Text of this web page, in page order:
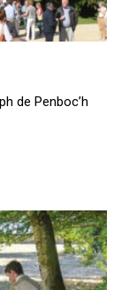
de Penboc’h